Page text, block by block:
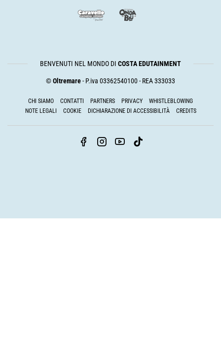
BENVENUTI NEL MONDO DI COSTA EDUTAINMENT
©Oltremare- P.iva 03362540100 - REA 333033
CHI SIAMO CONTATTI PARTNERS PRIVACY
WHISTLEBLOWING
NOTE LEGALI
COOKIE DICHIARAZIONE DI ACCESSIBILITÀ CREDITS